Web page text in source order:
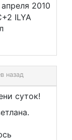
2010
ILYA
назад
суток!